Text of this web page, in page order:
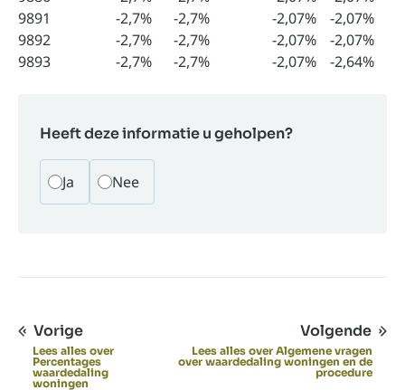
9891
-2,7% -2,7% -2,07%
-2,07%
9892
-2,7% -2,7% -2,07%
-2,07%
9893
-2,7% -2,7% -2,07% -2,64%
Heeft deze informatie u geholpen?
Ja Nee
Vorige
Lees alles over
Percentages
waardedaling
woningen
Volgende
Lees alles over Algemene vragen
over waardedaling woningen en de
procedure